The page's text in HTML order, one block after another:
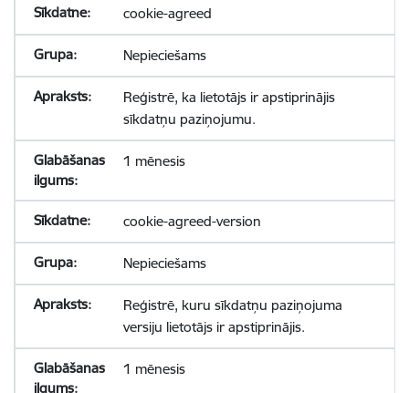
cookie-agreed
Nepieciešams
Reģistrē, ka lietotājs ir apstiprinājis
sīkdatņu paziņojumu.
1 mēnesis
cookie-agreed-version
Nepieciešams
Reģistrē, kuru sīkdatņu paziņojuma
versiju lietotājs ir apstiprinājis.
1 mēnesis